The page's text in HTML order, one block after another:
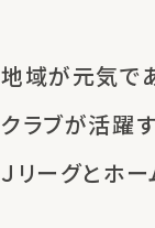
地域が元気で
クラブが活躍
Ｊリーグとホー